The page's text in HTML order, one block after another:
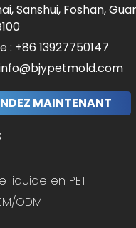
Sanshui, Foshan,
: +86 13927750147
MAINTENANT
liquide en PET
ODM